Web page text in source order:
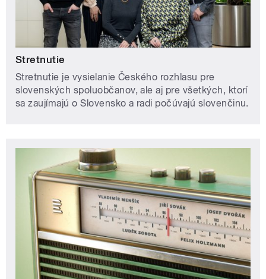
Stretnutie
Stretnutie je vysielanie Českého rozhlasu pre
slovenských spoluobčanov, ale aj pre všetkých, ktorí
sa zaujímajú o Slovensko a radi počúvajú slovenčinu.